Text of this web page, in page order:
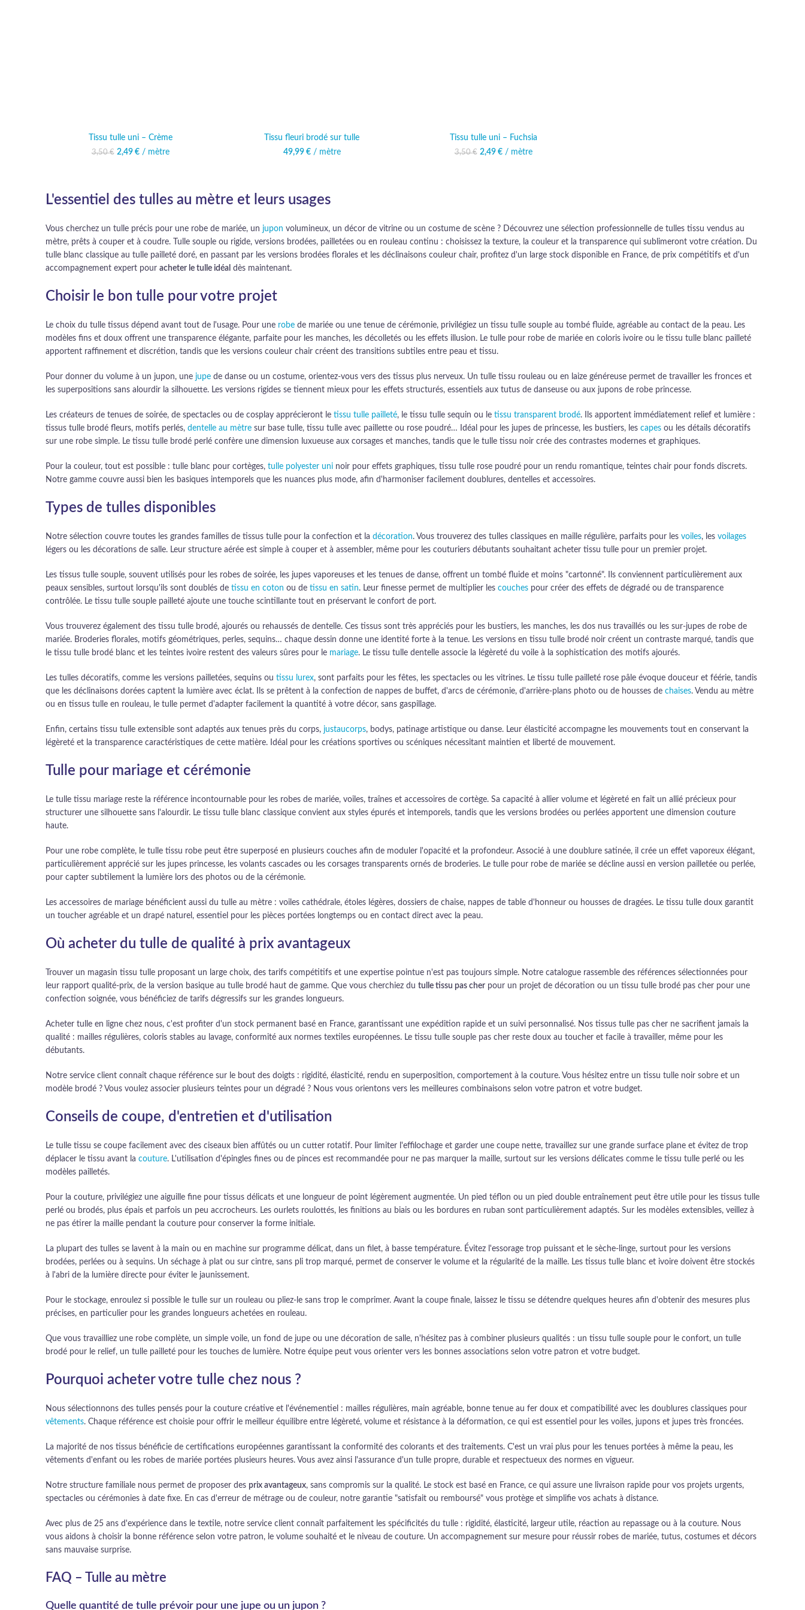
Tissu tulle uni – Crème
3,50€ Le prix initial était : 3,50 €.
2,49 € Le prix actuel est :
/ mètre
Tissu fleuri brodé sur tulle
49,99 €/ mètre
Tissu tulle uni – Fuchsia
3,50€ Le prix initial était : 3,50 €.
2,49 € Le prix actuel est :
/ mètre
L'essentiel des tulles au mètre et leurs usages
Vous cherchez un tulle précis pour une robe de mariée, un jupon volumineux, un décor de vitrine ou un costume de scène ? Découvrez une sélection professionnelle de tulles tissu vendus au
mètre, prêts à couper et à coudre. Tulle souple ou rigide, versions brodées, pailletées ou en rouleau continu : choisissez la texture, la couleur et la transparence qui sublimeront votre création. Du
tulle blanc classique au tulle pailleté doré, en passant par les versions brodées florales et les déclinaisons couleur chair, profitez d'un large stock disponible en France, de prix compétitifs et d'un
accompagnement expert pour acheter le tulle idéal dès maintenant.
Choisir le bon tulle pour votre projet
Le choix du tulle tissus dépend avant tout de l'usage. Pour une robe de mariée ou une tenue de cérémonie, privilégiez un tissu tulle souple au tombé fluide, agréable au contact de la peau. Les
modèles fins et doux offrent une transparence élégante, parfaite pour les manches, les décolletés ou les effets illusion. Le tulle pour robe de mariée en coloris ivoire ou le tissu tulle blanc pailleté
apportent raffinement et discrétion, tandis que les versions couleur chair créent des transitions subtiles entre peau et tissu.
Pour donner du volume à un jupon, une jupe de danse ou un costume, orientez-vous vers des tissus plus nerveux. Un tulle tissu rouleau ou en laize généreuse permet de travailler les fronces et
les superpositions sans alourdir la silhouette. Les versions rigides se tiennent mieux pour les effets structurés, essentiels aux tutus de danseuse ou aux jupons de robe princesse.
Les créateurs de tenues de soirée, de spectacles ou de cosplay apprécieront le tissu tulle pailleté, le tissu tulle sequin ou le tissu transparent brodé. Ils apportent immédiatement relief et lumière :
tissus tulle brodé fleurs, motifs perlés, dentelle au mètre sur base tulle, tissu tulle avec paillette ou rose poudré… Idéal pour les jupes de princesse, les bustiers, les capes ou les détails décoratifs
sur une robe simple. Le tissu tulle brodé perlé confère une dimension luxueuse aux corsages et manches, tandis que le tulle tissu noir crée des contrastes modernes et graphiques.
Pour la couleur, tout est possible : tulle blanc pour cortèges, tulle polyester uni noir pour effets graphiques, tissu tulle rose poudré pour un rendu romantique, teintes chair pour fonds discrets.
Notre gamme couvre aussi bien les basiques intemporels que les nuances plus mode, afin d'harmoniser facilement doublures, dentelles et accessoires.
Types de tulles disponibles
Notre sélection couvre toutes les grandes familles de tissus tulle pour la confection et la décoration. Vous trouverez des tulles classiques en maille régulière, parfaits pour les voiles, les voilages
légers ou les décorations de salle. Leur structure aérée est simple à couper et à assembler, même pour les couturiers débutants souhaitant acheter tissu tulle pour un premier projet.
Les tissus tulle souple, souvent utilisés pour les robes de soirée, les jupes vaporeuses et les tenues de danse, offrent un tombé fluide et moins "cartonné". Ils conviennent particulièrement aux
peaux sensibles, surtout lorsqu'ils sont doublés de tissu en coton ou de tissu en satin. Leur finesse permet de multiplier les couches pour créer des effets de dégradé ou de transparence
contrôlée. Le tissu tulle souple pailleté ajoute une touche scintillante tout en préservant le confort de port.
Vous trouverez également des tissu tulle brodé, ajourés ou rehaussés de dentelle. Ces tissus sont très appréciés pour les bustiers, les manches, les dos nus travaillés ou les sur-jupes de robe de
mariée. Broderies florales, motifs géométriques, perles, sequins… chaque dessin donne une identité forte à la tenue. Les versions en tissu tulle brodé noir créent un contraste marqué, tandis que
le tissu tulle brodé blanc et les teintes ivoire restent des valeurs sûres pour le mariage. Le tissu tulle dentelle associe la légèreté du voile à la sophistication des motifs ajourés.
Les tulles décoratifs, comme les versions pailletées, sequins ou tissu lurex, sont parfaits pour les fêtes, les spectacles ou les vitrines. Le tissu tulle pailleté rose pâle évoque douceur et féérie, tandis
que les déclinaisons dorées captent la lumière avec éclat. Ils se prêtent à la confection de nappes de buffet, d'arcs de cérémonie, d'arrière-plans photo ou de housses de chaises. Vendu au mètre
ou en tissus tulle en rouleau, le tulle permet d'adapter facilement la quantité à votre décor, sans gaspillage.
Enfin, certains tissu tulle extensible sont adaptés aux tenues près du corps, justaucorps, bodys, patinage artistique ou danse. Leur élasticité accompagne les mouvements tout en conservant la
légèreté et la transparence caractéristiques de cette matière. Idéal pour les créations sportives ou scéniques nécessitant maintien et liberté de mouvement.
Tulle pour mariage et cérémonie
Le tulle tissu mariage reste la référence incontournable pour les robes de mariée, voiles, traînes et accessoires de cortège. Sa capacité à allier volume et légèreté en fait un allié précieux pour
structurer une silhouette sans l'alourdir. Le tissu tulle blanc classique convient aux styles épurés et intemporels, tandis que les versions brodées ou perlées apportent une dimension couture
haute.
Pour une robe complète, le tulle tissu robe peut être superposé en plusieurs couches afin de moduler l'opacité et la profondeur. Associé à une doublure satinée, il crée un effet vaporeux élégant,
particulièrement apprécié sur les jupes princesse, les volants cascades ou les corsages transparents ornés de broderies. Le tulle pour robe de mariée se décline aussi en version pailletée ou perlée,
pour capter subtilement la lumière lors des photos ou de la cérémonie.
Les accessoires de mariage bénéficient aussi du tulle au mètre : voiles cathédrale, étoles légères, dossiers de chaise, nappes de table d'honneur ou housses de dragées. Le tissu tulle doux garantit
un toucher agréable et un drapé naturel, essentiel pour les pièces portées longtemps ou en contact direct avec la peau.
Où acheter du tulle de qualité à prix avantageux
Trouver un magasin tissu tulle proposant un large choix, des tarifs compétitifs et une expertise pointue n'est pas toujours simple. Notre catalogue rassemble des références sélectionnées pour
leur rapport qualité-prix, de la version basique au tulle brodé haut de gamme. Que vous cherchiez du tulle tissu pas cher pour un projet de décoration ou un tissu tulle brodé pas cher pour une
confection soignée, vous bénéficiez de tarifs dégressifs sur les grandes longueurs.
Acheter tulle en ligne chez nous, c'est profiter d'un stock permanent basé en France, garantissant une expédition rapide et un suivi personnalisé. Nos tissus tulle pas cher ne sacrifient jamais la
qualité : mailles régulières, coloris stables au lavage, conformité aux normes textiles européennes. Le tissu tulle souple pas cher reste doux au toucher et facile à travailler, même pour les
débutants.
Notre service client connaît chaque référence sur le bout des doigts : rigidité, élasticité, rendu en superposition, comportement à la couture. Vous hésitez entre un tissu tulle noir sobre et un
modèle brodé ? Vous voulez associer plusieurs teintes pour un dégradé ? Nous vous orientons vers les meilleures combinaisons selon votre patron et votre budget.
Conseils de coupe, d'entretien et d'utilisation
Le tulle tissu se coupe facilement avec des ciseaux bien affûtés ou un cutter rotatif. Pour limiter l'effilochage et garder une coupe nette, travaillez sur une grande surface plane et évitez de trop
déplacer le tissu avant la couture. L'utilisation d'épingles fines ou de pinces est recommandée pour ne pas marquer la maille, surtout sur les versions délicates comme le tissu tulle perlé ou les
modèles pailletés.
Pour la couture, privilégiez une aiguille fine pour tissus délicats et une longueur de point légèrement augmentée. Un pied téflon ou un pied double entraînement peut être utile pour les tissus tulle
perlé ou brodés, plus épais et parfois un peu accrocheurs. Les ourlets roulottés, les finitions au biais ou les bordures en ruban sont particulièrement adaptés. Sur les modèles extensibles, veillez à
ne pas étirer la maille pendant la couture pour conserver la forme initiale.
La plupart des tulles se lavent à la main ou en machine sur programme délicat, dans un filet, à basse température. Évitez l'essorage trop puissant et le sèche-linge, surtout pour les versions
brodées, perlées ou à sequins. Un séchage à plat ou sur cintre, sans pli trop marqué, permet de conserver le volume et la régularité de la maille. Les tissus tulle blanc et ivoire doivent être stockés
à l'abri de la lumière directe pour éviter le jaunissement.
Pour le stockage, enroulez si possible le tulle sur un rouleau ou pliez-le sans trop le comprimer. Avant la coupe finale, laissez le tissu se détendre quelques heures afin d'obtenir des mesures plus
précises, en particulier pour les grandes longueurs achetées en rouleau.
Que vous travailliez une robe complète, un simple voile, un fond de jupe ou une décoration de salle, n'hésitez pas à combiner plusieurs qualités : un tissu tulle souple pour le confort, un tulle
brodé pour le relief, un tulle pailleté pour les touches de lumière. Notre équipe peut vous orienter vers les bonnes associations selon votre patron et votre budget.
Pourquoi acheter votre tulle chez nous ?
Nous sélectionnons des tulles pensés pour la couture créative et l'événementiel : mailles régulières, main agréable, bonne tenue au fer doux et compatibilité avec les doublures classiques pour
vêtements. Chaque référence est choisie pour offrir le meilleur équilibre entre légèreté, volume et résistance à la déformation, ce qui est essentiel pour les voiles, jupons et jupes très froncées.
La majorité de nos tissus bénéficie de certifications européennes garantissant la conformité des colorants et des traitements. C'est un vrai plus pour les tenues portées à même la peau, les
vêtements d'enfant ou les robes de mariée portées plusieurs heures. Vous avez ainsi l'assurance d'un tulle propre, durable et respectueux des normes en vigueur.
Notre structure familiale nous permet de proposer des prix avantageux, sans compromis sur la qualité. Le stock est basé en France, ce qui assure une livraison rapide pour vos projets urgents,
spectacles ou cérémonies à date fixe. En cas d'erreur de métrage ou de couleur, notre garantie "satisfait ou remboursé" vous protège et simplifie vos achats à distance.
Avec plus de 25 ans d'expérience dans le textile, notre service client connaît parfaitement les spécificités du tulle : rigidité, élasticité, largeur utile, réaction au repassage ou à la couture. Nous
vous aidons à choisir la bonne référence selon votre patron, le volume souhaité et le niveau de couture. Un accompagnement sur mesure pour réussir robes de mariée, tutus, costumes et décors
sans mauvaise surprise.
FAQ – Tulle au mètre
Quelle quantité de tulle prévoir pour une jupe ou un jupon ?